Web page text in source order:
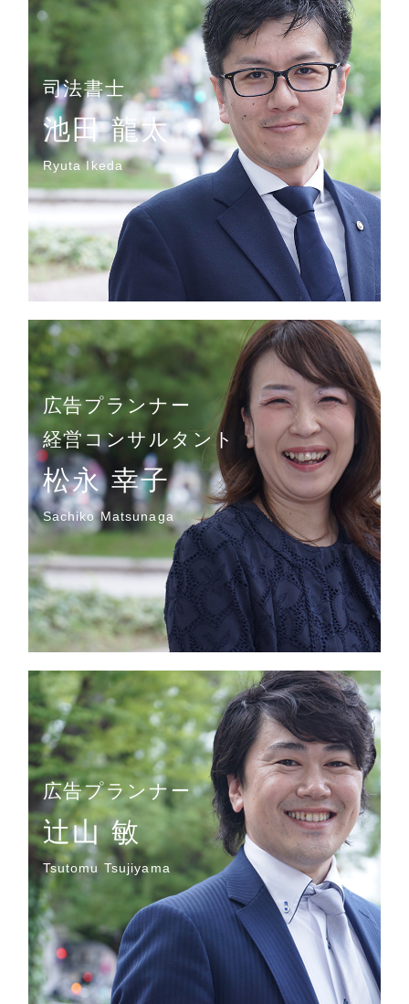
司法書士
池田 龍太
Ryuta Ikeda
広告プランナー
経営コンサルタント
松永 幸子
Sachiko Matsunaga
広告プランナー
辻山 敏
Tsutomu Tsujiyama